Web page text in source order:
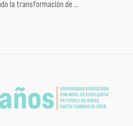
la transformación de …